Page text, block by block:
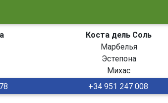
Коста дель Соль
Марбелья
Эстепона
Михас
+34 951 247 008